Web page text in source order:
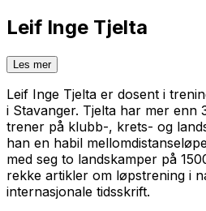
Leif Inge Tjelta
Les mer
Leif Inge Tjelta er dosent i
i Stavanger. Tjelta har mer enn
trener på klubb-, krets- og
han en habil
med seg to landskamper på
rekke artikler om løpstrening i
internasjonale tidsskrift.